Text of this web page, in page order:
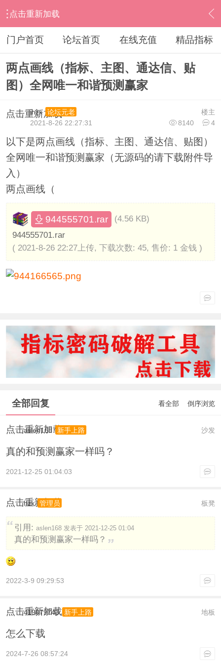
点击重新加载
› 通达信指标公式 › 主图公式 › 内容
门户首页 论坛首页 在线充值 精品指标
两点画线（指标、主图、通达信、贴
图）全网唯一和谐预测赢家
点击重新加载 楼主
ihzx
论坛元老
8140
4
2021-8-26 22:27:31
以下是两点画线（指标、主图、通达信、贴图）
全网唯一和谐预测赢家（无源码的请下载附件导
入）
两点画线（
944555701.rar
(4.56 KB)
944555701.rar
( 2021-8-26 22:27上传, 下载次数: 45, 售价: 1 金钱 )
全部回复 看全部 倒序浏览
点击重新加载 沙发
aslen168 新手上路
真的和预测赢家一样吗？
2021-12-25 01:04:03
点击重新加载 板凳
hzx 管理员
引用: aslen168 发表于 2021-12-25 01:04
真的和预测赢家一样吗？
2022-3-9 09:29:53
点击重新加载 地板
419079743 新手上路
怎么下载
2024-7-26 08:57:24